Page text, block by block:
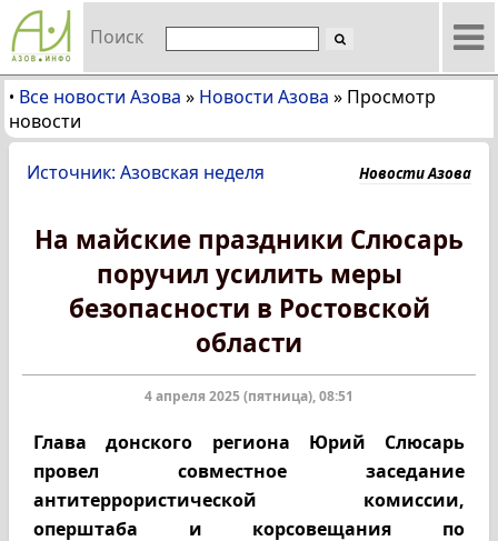
Поиск
• Все новости Азова » Новости Азова » Просмотр
новости
Источник: Азовская неделя Новости Азова
На майские праздники Слюсарь
поручил усилить меры
безопасности в Ростовской
области
4 апреля 2025 (пятница), 08:51
Глава донского региона Юрий Слюсарь
провел совместное заседание
антитеррористической комиссии,
оперштаба и корсовещания по